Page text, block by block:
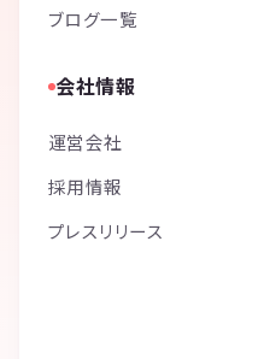
ブログ一覧
会社情報
運営会社
採用情報
プレスリリース